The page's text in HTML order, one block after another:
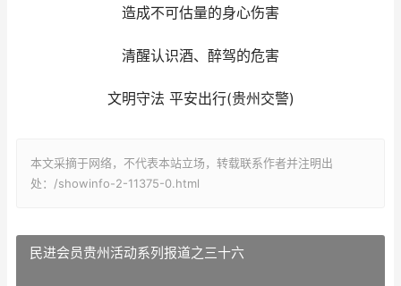
造成不可估量的身心伤害
清醒认识酒、醉驾的危害
文明守法 平安出行(贵州交警)
本文采摘于网络，不代表本站立场，转载联系作者并注明出
处：/showinfo-2-11375-0.html
民进会员贵州活动系列报道之三十六